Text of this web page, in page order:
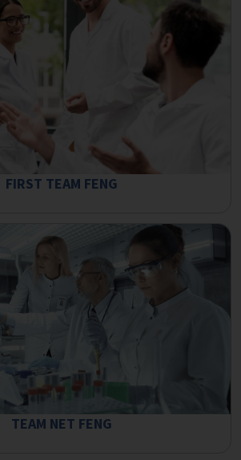
FIRST TEAM FENG
TEAM NET FENG